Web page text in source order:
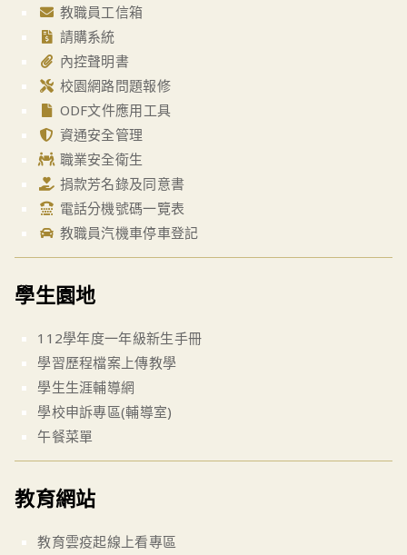
教職員工信箱
請購系統
內控聲明書
校園網路問題報修
ODF文件應用工具
資通安全管理
職業安全衛生
捐款芳名錄及同意書
電話分機號碼一覽表
教職員汽機車停車登記
學生園地
112學年度一年級新生手冊
學習歷程檔案上傳教學
學生生涯輔導網
學校申訴專區(輔導室)
午餐菜單
教育網站
教育雲疫起線上看專區